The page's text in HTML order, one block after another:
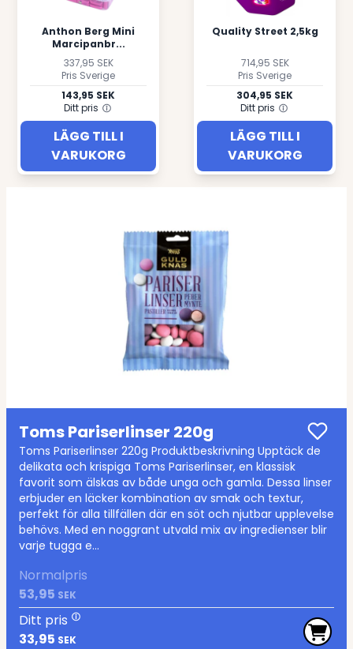
Anthon Berg Mini
Marcipanbr...
337,95 SEK
Pris Sverige
143,95 SEK
Ditt pris
LÄGG TILL I
VARUKORG
Quality Street 2,5kg
714,95 SEK
Pris Sverige
304,95 SEK
Ditt pris
LÄGG TILL I
VARUKORG
Toms Pariserlinser 220g
Toms Pariserlinser 220g Produktbeskrivning Upptäck de
delikata och krispiga Toms Pariserlinser, en klassisk
favorit som älskas av både unga och gamla. Dessa linser
erbjuder en läcker kombination av smak och textur,
perfekt för alla tillfällen där en söt och njutbar upplevelse
behövs. Med en noggrant utvald mix av ingredienser blir
varje tugga e...
Normalpris
53,95 SEK
Ditt pris
33,95 SEK